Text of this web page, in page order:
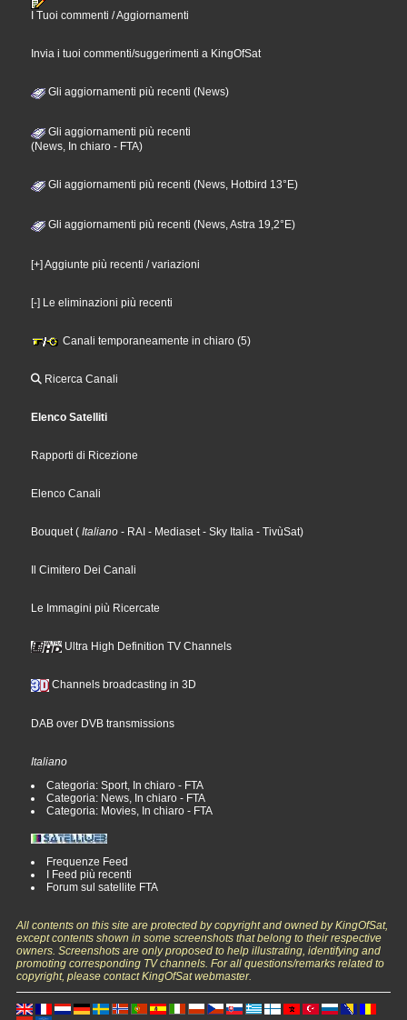
I Tuoi commenti / Aggiornamenti
Invia i tuoi commenti/suggerimenti a KingOfSat
Gli aggiornamenti più recenti (News)
Gli aggiornamenti più recenti
(News, In chiaro - FTA)
Gli aggiornamenti più recenti (News, Hotbird 13°E)
Gli aggiornamenti più recenti (News, Astra 19,2°E)
[+] Aggiunte più recenti / variazioni
[-] Le eliminazioni più recenti
Canali temporaneamente in chiaro (5)
Ricerca Canali
Elenco Satelliti
Rapporti di Ricezione
Elenco Canali
Bouquet ( Italiano - RAI - Mediaset - Sky Italia - TivùSat)
Il Cimitero Dei Canali
Le Immagini più Ricercate
Ultra High Definition TV Channels
Channels broadcasting in 3D
DAB over DVB transmissions
Italiano
Categoria: Sport, In chiaro - FTA
Categoria: News, In chiaro - FTA
Categoria: Movies, In chiaro - FTA
Frequenze Feed
I Feed più recenti
Forum sul satellite FTA
All contents on this site are protected by copyright and owned by KingOfSat,
except contents shown in some screenshots that belong to their respective
owners. Screenshots are only proposed to help illustrating, identifying and
promoting corresponding TV channels. For all questions/remarks related to
copyright, please contact KingOfSat webmaster.